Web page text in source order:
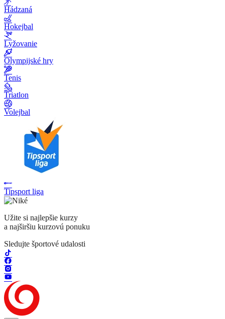
Hádzaná
Hokejbal
Lyžovanie
Olympijské hry
Tenis
Triatlon
Volejbal
Tipsport liga
Užite si najlepšie kurzy
a najširšiu kurzovú ponuku
Sledujte športové udalosti